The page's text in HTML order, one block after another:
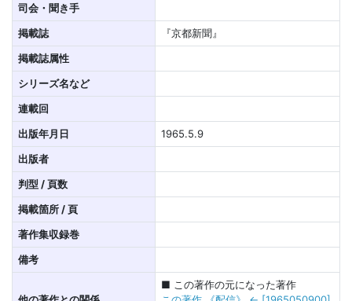
司会・聞き手
掲載誌
『京都新聞』
掲載誌属性
シリーズ名など
連載回
出版年月日
1965.5.9
出版者
判型 / 頁数
掲載箇所 / 頁
著作集収録巻
備考
■ この著作の元になった著作